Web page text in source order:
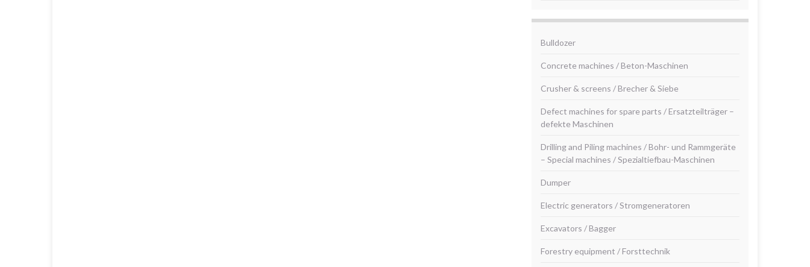
Bulldozer
Concrete machines / Beton-Maschinen
Crusher & screens / Brecher & Siebe
Defect machines for spare parts / Ersatzteilträger –
defekte Maschinen
Drilling and Piling machines / Bohr- und Rammgeräte
– Special machines / Spezialtiefbau-Maschinen
Dumper
Electric generators / Stromgeneratoren
Excavators / Bagger
Forestry equipment / Forsttechnik